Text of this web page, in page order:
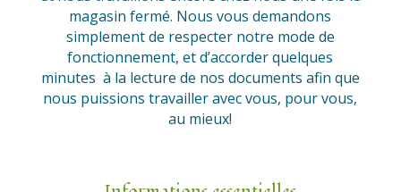
magasin fermé. Nous vous demandons
simplement de respecter notre mode de
fonctionnement, et d’accorder quelques
minutes à la lecture de nos documents afin que
nous puissions travailler avec vous, pour vous,
au mieux!